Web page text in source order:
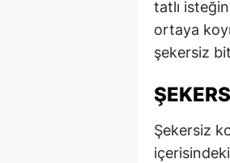
tatlı
ortaya
şekersiz
Şekersiz